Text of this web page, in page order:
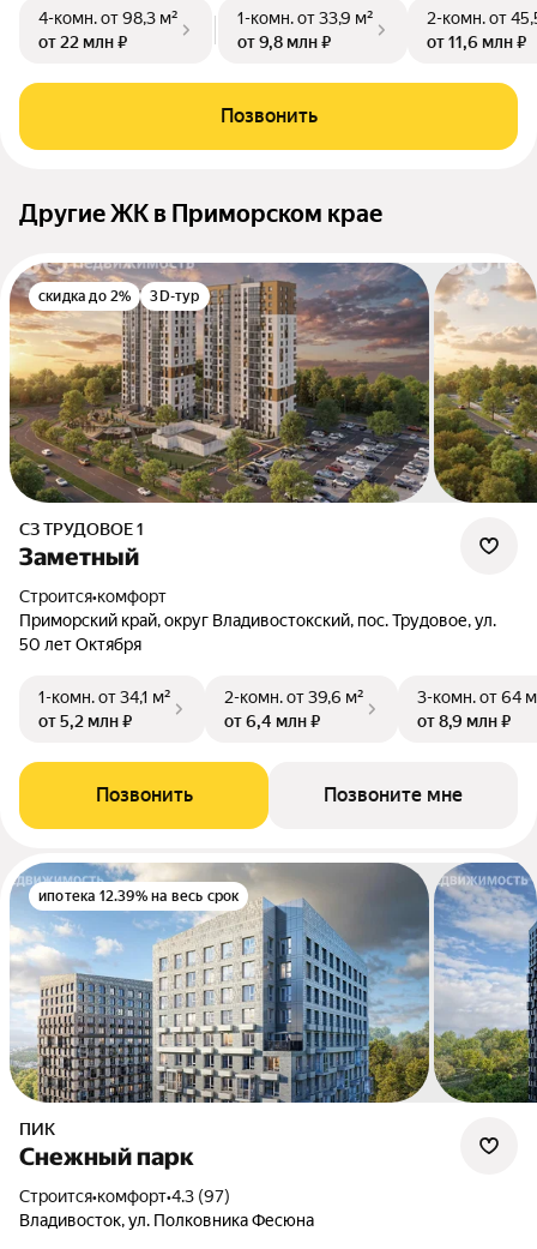
4-комн.от 98,3 м²
от 22 млн ₽
1-комн.от 33,9 м²
от 9,8 млн ₽
2-комн.от
от 11,6 млн ₽
Позвонить
Другие ЖК в Приморском крае
скидка до 2% 3D-тур
СЗ ТРУДОВОЕ 1
Заметный
Строится•комфорт
Приморский край, округ Владивостокский, пос. Трудовое, ул.
50 лет Октября
1-комн.от 34,1 м²
от 5,2 млн ₽
2-комн.от 39,6 м²
от 6,4 млн ₽
3-комн.от 64
от 8,9 млн ₽
Позвонить Позвоните мне
ипотека 12.39% на весь срок
ПИК
Снежный парк
Строится•комфорт•4.3 (97)
Владивосток, ул. Полковника Фесюна